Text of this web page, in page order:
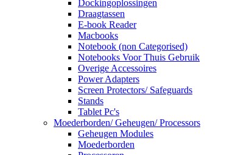
Dockingoplossingen
Draagtassen
E-book Reader
Macbooks
Notebook (non Categorised)
Notebooks Voor Thuis Gebruik
Overige Accessoires
Power Adapters
Screen Protectors/ Safeguards
Stands
Tablet Pc's
Moederborden/ Geheugen/ Processors
Geheugen Modules
Moederborden